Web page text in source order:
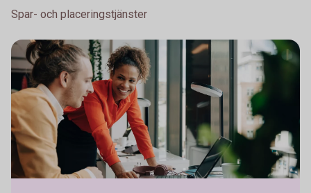
Spar- och placeringstjänster